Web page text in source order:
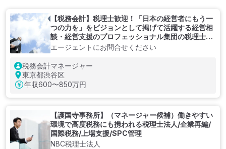
【税務会計】税理士歓迎！「日本の経営者にもう一
つの力を」をビジョンとして掲げて活躍する経営相
談・経営支援のプロフェッショナル集団の税理士法
人
エージェントにお問合せください
税務会計マネージャー
東京都渋谷区
年収600〜850万円
【護国寺事務所】（マネージャー候補）働きやすい
環境で高度税務にも携われる税理士法人/企業再編/
国際税務/上場支援/SPC管理
NBC税理士法人